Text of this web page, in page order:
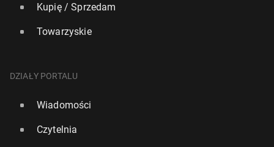
Kupię / Sprzedam
Towarzyskie
DZIAŁY PORTALU
Wiadomości
Czytelnia